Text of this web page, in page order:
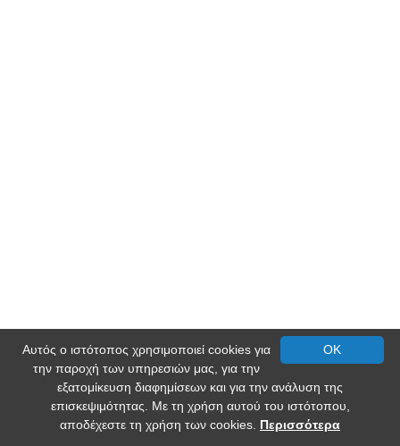
OK
Αυτός ο ιστότοπος χρησιμοποιεί cookies για
την παροχή των υπηρεσιών μας, για την
εξατομίκευση διαφημίσεων και για την ανάλυση της
επισκεψιμότητας. Με τη χρήση αυτού του ιστότοπου,
αποδέχεστε τη χρήση των cookies. Περισσότερα